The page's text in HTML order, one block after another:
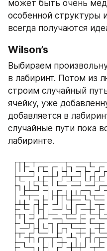
может быть очень
особенной структуры
всегда получаются
Wilson’s
Выбираем
в лабиринт. Потом из
строим случайный
ячейку, уже
добавляется в
случайные пути пока
лабиринте.